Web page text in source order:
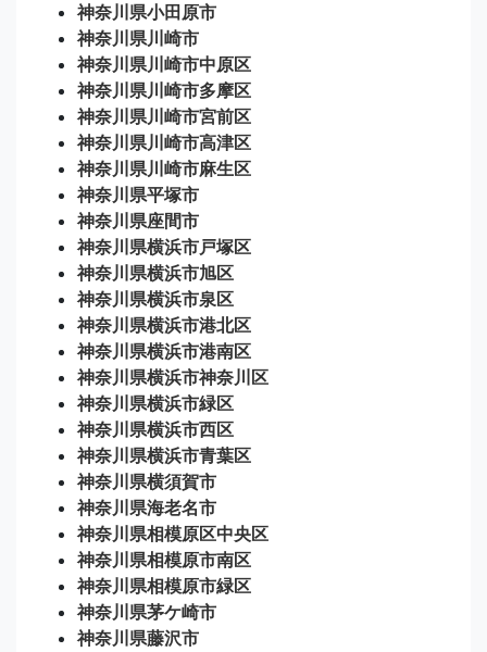
神奈川県小田原市
神奈川県川崎市
神奈川県川崎市中原区
神奈川県川崎市多摩区
神奈川県川崎市宮前区
神奈川県川崎市高津区
神奈川県川崎市麻生区
神奈川県平塚市
神奈川県座間市
神奈川県横浜市戸塚区
神奈川県横浜市旭区
神奈川県横浜市泉区
神奈川県横浜市港北区
神奈川県横浜市港南区
神奈川県横浜市神奈川区
神奈川県横浜市緑区
神奈川県横浜市西区
神奈川県横浜市青葉区
神奈川県横須賀市
神奈川県海老名市
神奈川県相模原区中央区
神奈川県相模原市南区
神奈川県相模原市緑区
神奈川県茅ケ崎市
神奈川県藤沢市